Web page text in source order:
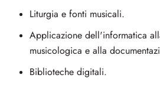
Liturgia e fonti musicali.
Applicazione dell'informatica
musicologica e alla
Biblioteche digitali.